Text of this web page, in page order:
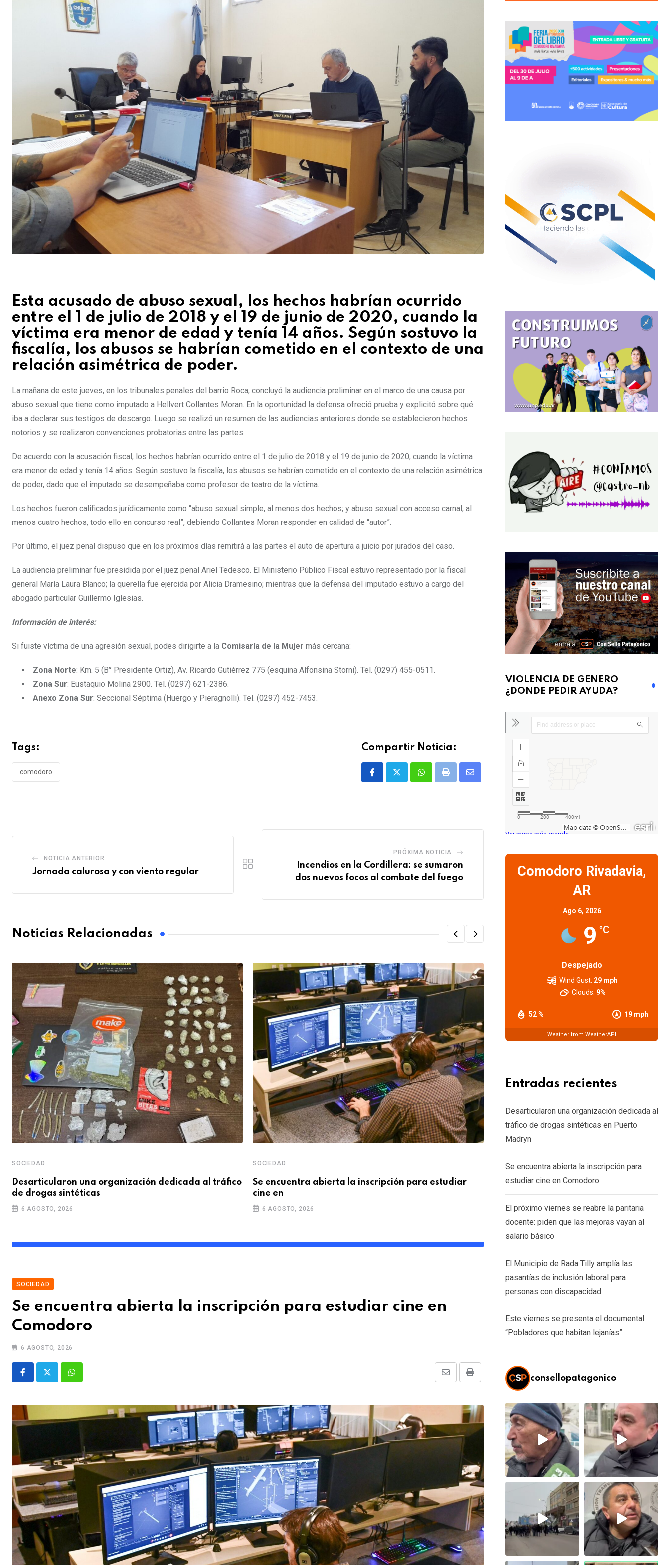
Esta acusado de abuso sexual, los hechos habrían ocurrido
entre el 1 de julio de 2018 y el 19 de junio de 2020, cuando la
víctima era menor de edad y tenía 14 años. Según sostuvo la
fiscalía, los abusos se habrían cometido en el contexto de una
relación asimétrica de poder.
La mañana de este jueves, en los tribunales penales del barrio Roca, concluyó la audiencia preliminar en el marco de una causa por
abuso sexual que tiene como imputado a Hellvert Collantes Moran. En la oportunidad la defensa ofreció prueba y explicitó sobre qué
iba a declarar sus testigos de descargo. Luego se realizó un resumen de las audiencias anteriores donde se establecieron hechos
notorios y se realizaron convenciones probatorias entre las partes.
De acuerdo con la acusación fiscal, los hechos habrían ocurrido entre el 1 de julio de 2018 y el 19 de junio de 2020, cuando la víctima
era menor de edad y tenía 14 años. Según sostuvo la fiscalía, los abusos se habrían cometido en el contexto de una relación asimétrica
de poder, dado que el imputado se desempeñaba como profesor de teatro de la víctima.
Los hechos fueron calificados jurídicamente como “abuso sexual simple, al menos dos hechos; y abuso sexual con acceso carnal, al
menos cuatro hechos, todo ello en concurso real”, debiendo Collantes Moran responder en calidad de “autor”.
Por último, el juez penal dispuso que en los próximos días remitirá a las partes el auto de apertura a juicio por jurados del caso.
La audiencia preliminar fue presidida por el juez penal Ariel Tedesco. El Ministerio Público Fiscal estuvo representado por la fiscal
general María Laura Blanco; la querella fue ejercida por Alicia Dramesino; mientras que la defensa del imputado estuvo a cargo del
abogado particular Guillermo Iglesias.
Información de interés:
Si fuiste víctima de una agresión sexual, podes dirigirte a la Comisaría de la Mujer más cercana:
Zona Norte: Km. 5 (B° Presidente Ortiz), Av. Ricardo Gutiérrez 775 (esquina Alfonsina Storni). Tel. (0297) 455-0511.
Zona Sur: Eustaquio Molina 2900. Tel. (0297) 621-2386.
Anexo Zona Sur: Seccional Séptima (Huergo y Pieragnolli). Tel. (0297) 452-7453.
Tags:
comodoro
Compartir Noticia:
WhatsappPrint
Share
NOTICIA ANTERIOR
Jornada calurosa y con viento regular
PRÓXIMA NOTICIA
Incendios en la Cordillera: se sumaron
dos nuevos focos al combate del fuego
Noticias Relacionadas
SOCIEDAD
Desarticularon una organización dedicada al tráfico
de drogas sintéticas
6 AGOSTO, 2026
SOCIEDAD
Se encuentra abierta la inscripción para estudiar
cine en
6 AGOSTO, 2026
SOCIEDAD
El Municipio de Rada Tilly amplía las
SOCIEDAD
Se encuentra abierta la inscripción para estudiar cine en
Comodoro
6 AGOSTO, 2026
Whatsapp Print
Share
Email
VIOLENCIA DE GENERO
¿DONDE PEDIR AYUDA?
Ver mapa más grande
Comodoro Rivadavia,
AR
Ago 6, 2026
9 °C
Despejado
52 % 19 mph
Wind Gust: 29 mph
Clouds: 9%
Weather from WeatherAPI
Entradas recientes
Desarticularon una organización dedicada al
tráfico de drogas sintéticas en Puerto
Madryn
Se encuentra abierta la inscripción para
estudiar cine en Comodoro
El próximo viernes se reabre la paritaria
docente: piden que las mejoras vayan al
salario básico
El Municipio de Rada Tilly amplía las
pasantías de inclusión laboral para
personas con discapacidad
Este viernes se presenta el documental
“Pobladores que habitan lejanías”
consellopatagonico